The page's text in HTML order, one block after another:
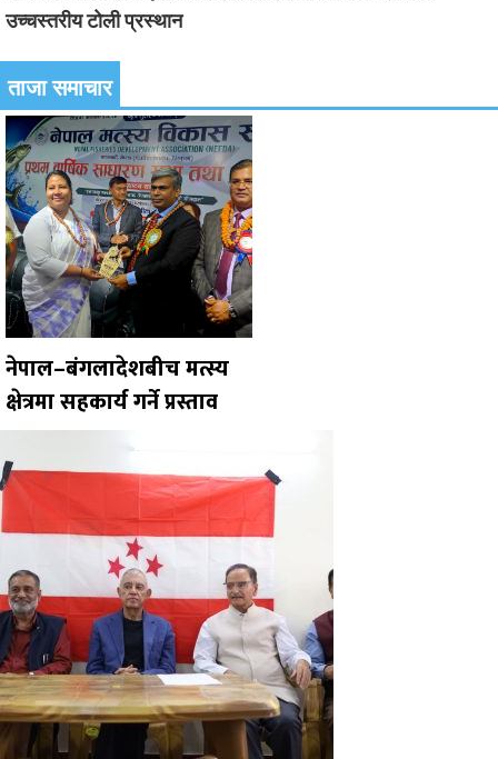
उच्चस्तरीय टोली प्रस्थान
ताजा समाचार
नेपाल–बंगलादेशबीच मत्स्य
क्षेत्रमा सहकार्य गर्ने प्रस्ताव